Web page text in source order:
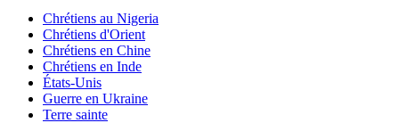
Chrétiens au Nigeria
Chrétiens d'Orient
Chrétiens en Chine
Chrétiens en Inde
États-Unis
Guerre en Ukraine
Terre sainte